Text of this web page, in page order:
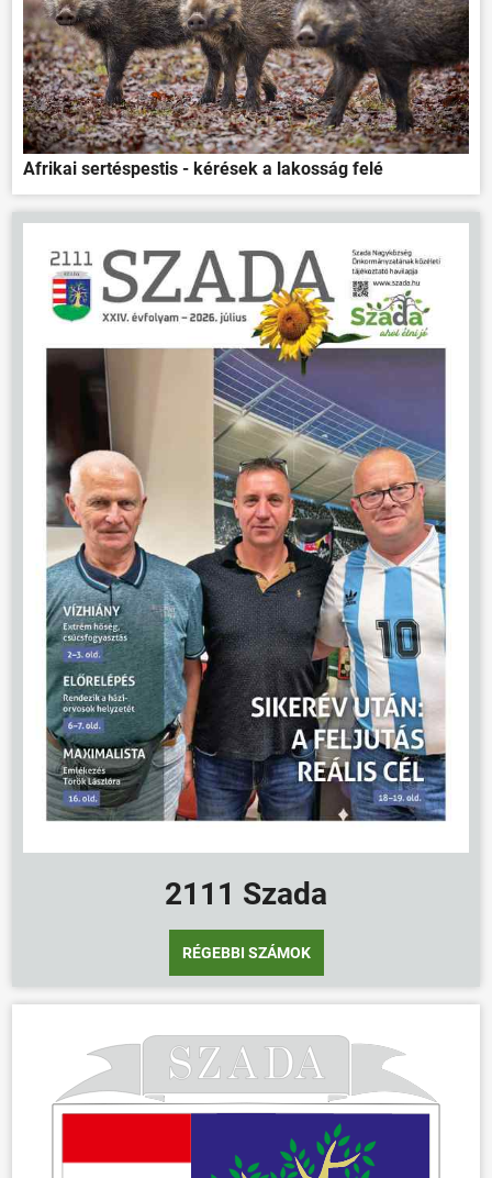
ÖNKORMÁNYZAT
ÜGYINTÉZÉS
KÖZÖSSÉG
HÍREK
VÁLASZTÁSOK
Afrikai sertéspestis - kérések a lakosság felé
2111 Szada
RÉGEBBI SZÁMOK